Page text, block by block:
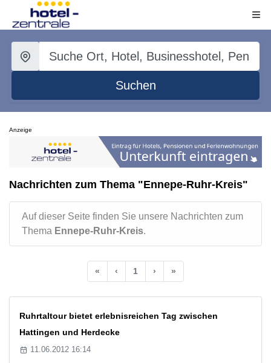
Suchen
Anzeige
Nachrichten zum Thema "Ennepe-Ruhr-Kreis"
Auf dieser Seite finden Sie unsere Nachrichten zum
Thema Ennepe-Ruhr-Kreis.
« ‹ 1 › »
Ruhrtaltour bietet erlebnisreichen Tag zwischen
Hattingen und Herdecke
11.06.2012 16:14